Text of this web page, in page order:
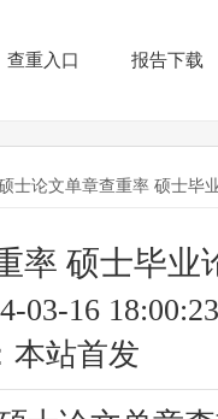
查重入口 报告下载
士论文单章查重率 硕士毕
率 硕士毕业
03-16 18:00:23
本站首发